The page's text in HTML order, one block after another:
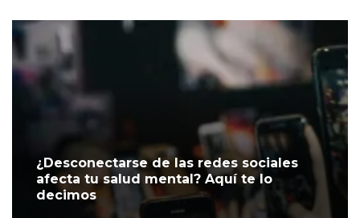
¿Desconectarse de las redes sociales
afecta tu salud mental? Aquí te lo
decimos